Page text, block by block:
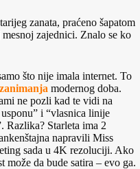
zanata, praćeno šapatom
zajednici. Znalo se ko
što nije imala internet. To
modernog doba.
ne pozli kad te vidi na
i “vlasnica linije
Razlika? Starleta ima 2
napravili Miss
sada u 4K rezoluciji. Ako
može da bude satira – evo ga.